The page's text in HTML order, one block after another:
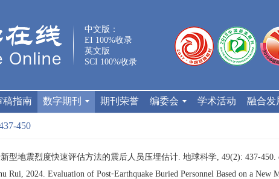
中文版：
EI 100%收录
英文版
SCI 100%收录
稿指南 数字期刊 期刊荣誉 编委会 学术活动 融合发
450
型地震烈度快速评估方法的震后人员压埋估计. 地球科学, 49(2): 437-450.
Rui, 2024. Evaluation of Post⁃Earthquake Buried Personnel Based on a New